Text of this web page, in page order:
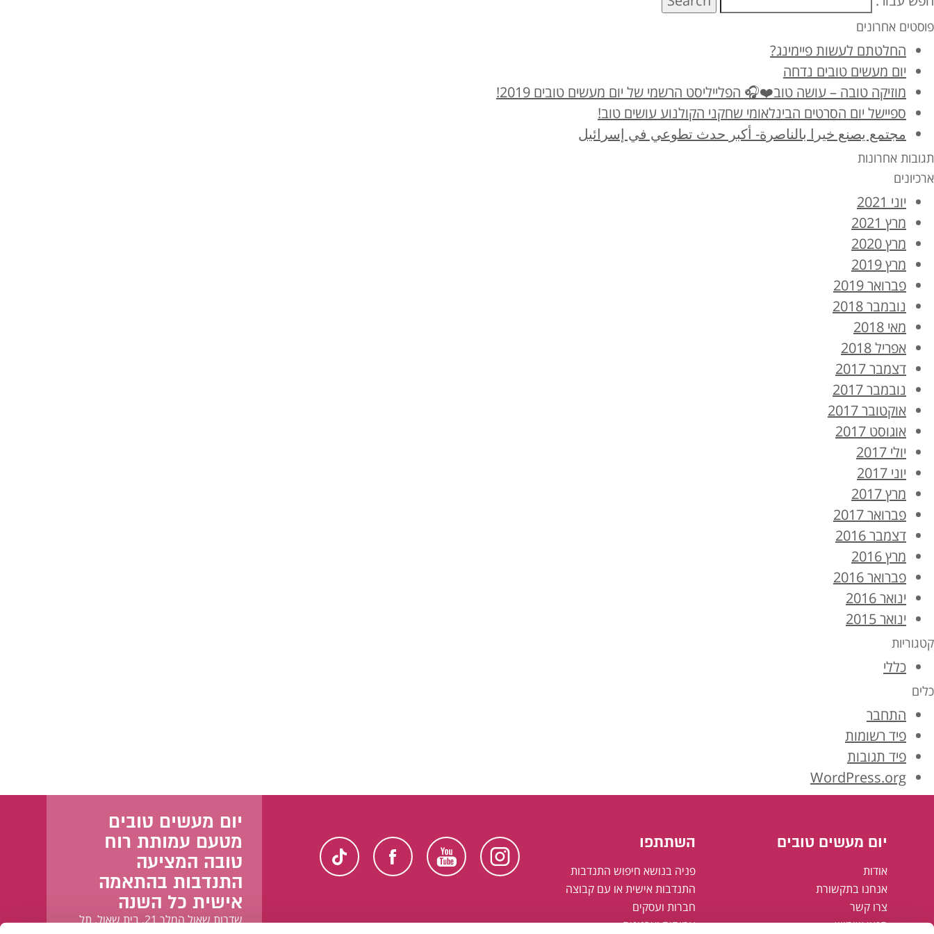
פוסטים אחרונים
החלטתם לעשות פיימינג?
יום מעשים טובים נדחה
מוזיקה טובה – עושה טוב❤️🎧 הפלייליסט הרשמי של יום מעשים טובים 2019!
ספיישל יום הסרטים הבינלאומי שחקני הקולנוע עושים טוב!
مجتمع يصنع خيرا بالناصرة- أكبر حدث تطوعي في إسرائيل
תגובות אחרונות
ארכיונים
יוני 2021
מרץ 2021
מרץ 2020
מרץ 2019
פברואר 2019
נובמבר 2018
מאי 2018
אפריל 2018
דצמבר 2017
נובמבר 2017
אוקטובר 2017
אוגוסט 2017
יולי 2017
יוני 2017
מרץ 2017
פברואר 2017
דצמבר 2016
מרץ 2016
פברואר 2016
ינואר 2016
ינואר 2015
קטגוריות
כללי
כלים
התחבר
פיד רשומות
פיד תגובות
WordPress.org
יום מעשים טובים
אודות
אנחנו בתקשורת
צרו קשר
תנאי שימוש
השתתפו
פניה בנושא חיפוש התנדבות
התנדבות אישית או עם קבוצה
חברות ועסקים
עמותות וארגונים
יום מעשים טובים
מטעם עמותת רוח
טובה המציעה
התנדבות בהתאמה
אישית כל השנה
שדרות שאול המלך 21, בית שאול, תל